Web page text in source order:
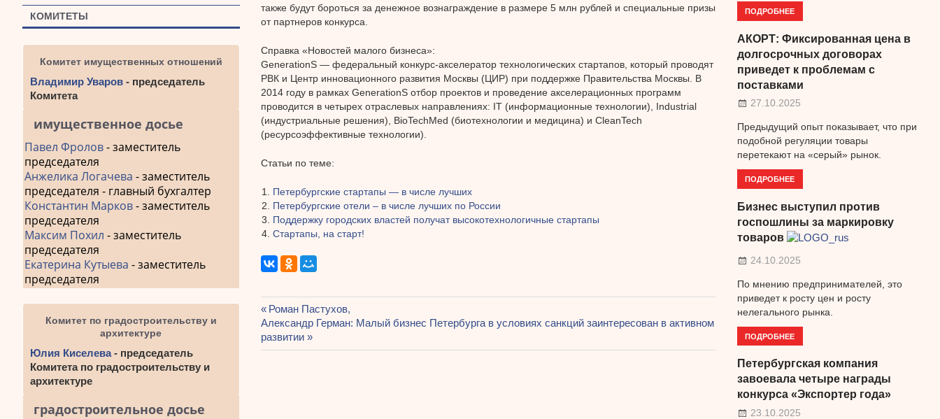
также будут бороться за денежное вознаграждение в размере 5 млн рублей и специальные призы
от партнеров конкурса.
Справка «Новостей малого бизнеса»:
GenerationS — федеральный конкурс-акселератор технологических стартапов, который проводят
РВК и Центр инновационного развития Москвы (ЦИР) при поддержке Правительства Москвы. В
2014 году в рамках GenerationS отбор проектов и проведение акселерационных программ
проводится в четырех отраслевых направлениях: IT (информационные технологии), Industrial
(индустриальные решения), BioTechMed (биотехнологии и медицина) и CleanTech
(ресурсоэффективные технологии).
Статьи по теме:
Петербургские стартапы — в числе лучших
Петербургские отели – в числе лучших по России
Поддержку городских властей получат высокотехнологичные стартапы
Стартапы, на старт!
Навигация
по
Предыдущая
запись:
Роман Пастухов,
Следующая
запись:
Александр Герман: Малый бизнес Петербурга в условиях санкций заинтересован в активном
развитии
КОМИТЕТЫ
Комитет имущественных отношений
Владимир Уваров - председатель
Комитета
имущественное досье
Павел Фролов- заместитель
председателя
Анжелика Логачева - заместитель
председателя - главный бухгалтер
Константин Марков- заместитель
председателя
Максим Похил - заместитель
председателя
Екатерина Кутыева - заместитель
председателя
Комитет по градостроительству и
архитектуре
Юлия Киселева- председатель
Комитета по градостроительству и
архитектуре
градостроительное досье
ПОДРОБНЕЕ
АКОРТ: Фиксированная цена в
долгосрочных договорах
приведет к проблемам с
поставками
27.10.2025
Предыдущий опыт показывает, что при
подобной регуляции товары
перетекают на «серый» рынок.
ПОДРОБНЕЕ
Бизнес выступил против
госпошлины за маркировку
товаров
24.10.2025
По мнению предпринимателей, это
приведет к росту цен и росту
нелегального рынка.
ПОДРОБНЕЕ
Петербургская компания
завоевала четыре награды
конкурса «Экспортер года»
23.10.2025